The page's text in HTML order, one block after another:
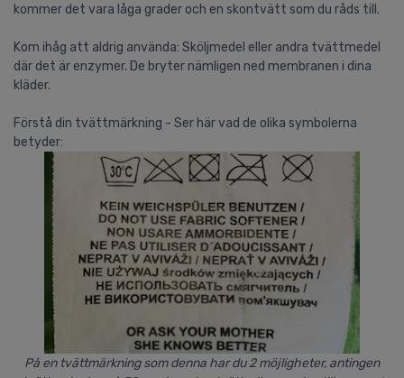
kommer det vara låga grader och en skontvätt som du råds till.
Kom ihåg att aldrig använda: Sköljmedel eller andra tvättmedel
där det är enzymer. De bryter nämligen ned membranen i dina
kläder.
Förstå din tvättmärkning - Ser här vad de olika symbolerna
betyder:
På en tvättmärkning som denna har du 2 möjligheter, antingen